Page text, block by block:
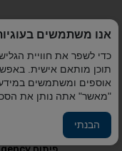
אנו משתמשים
כדי לשפר את חוויית
תוכן מותאם אישית.
אוספים ומשתמשים
"מאשר" אתה נותן את
הבנתי